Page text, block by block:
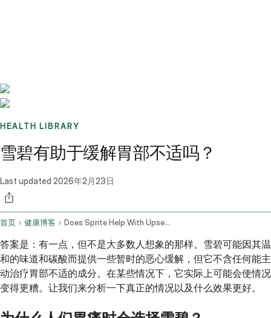
HEALTH LIBRARY
雪碧有助于缓解胃部不适吗？
Last updated 2026年2月23日
首页 健康博客 Does Sprite Help With Upset Stomach
答案是：有一点，但不是大多数人想象的那样。雪碧可能因其温
和的味道和碳酸而提供一些暂时的恶心缓解，但它不含任何能主
动治疗胃部不适的成分。在某些情况下，它实际上可能会使情况
变得更糟。让我们来分析一下真正的情况以及什么效果更好。